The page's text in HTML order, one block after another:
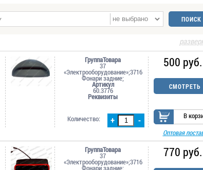
ГруппаТовара
37
«Электрооборудование»;3716
Фонари задние;
Артикул
60.3776
Реквизиты
+ -
Количество:
500 руб.
СМОТРЕТЬ
В
Оптовая
ГруппаТовара
37
«Электрооборудование»;3716
Фонари задние;
770 руб.